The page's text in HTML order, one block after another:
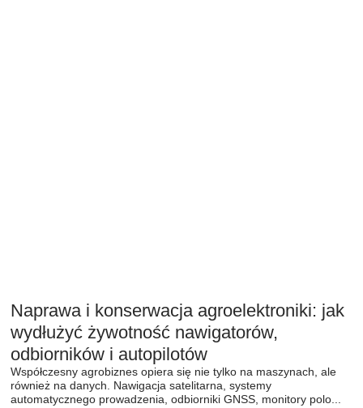
Naprawa i konserwacja agroelektroniki: jak
wydłużyć żywotność nawigatorów,
odbiorników i autopilotów
Współczesny agrobiznes opiera się nie tylko na maszynach, ale
również na danych. Nawigacja satelitarna, systemy
automatycznego prowadzenia, odbiorniki GNSS, monitory polo...